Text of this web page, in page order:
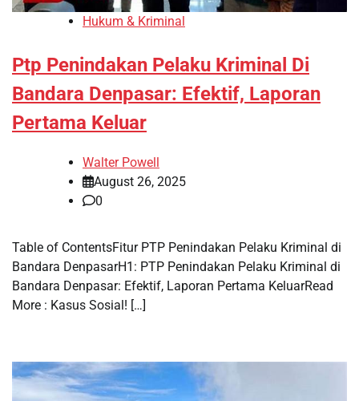
Hukum & Kriminal
Ptp Penindakan Pelaku Kriminal Di
Bandara Denpasar: Efektif, Laporan
Pertama Keluar
Walter Powell
August 26, 2025
0
Table of ContentsFitur PTP Penindakan Pelaku Kriminal di
Bandara DenpasarH1: PTP Penindakan Pelaku Kriminal di
Bandara Denpasar: Efektif, Laporan Pertama KeluarRead
More : Kasus Sosial! […]